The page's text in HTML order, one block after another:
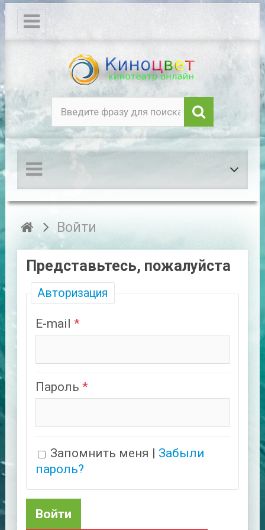
Войти
Представьтесь, пожалуйста
Авторизация
E-mail
Пароль
Запомнить меня
Забыли
пароль?
Войти